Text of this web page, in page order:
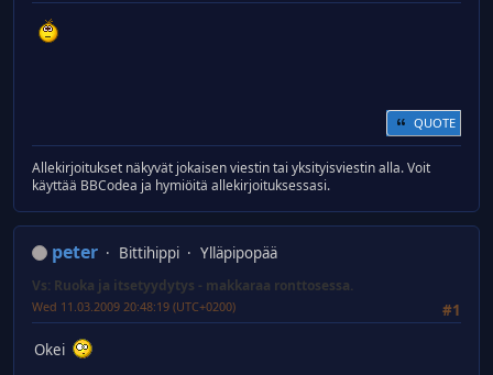
QUOTE
Allekirjoitukset näkyvät jokaisen viestin tai yksityisviestin alla. Voit
käyttää BBCodea ja hymiöitä allekirjoituksessasi.
peter Bittihippi Ylläpipopää
Vs: Ruoka ja itsetyydytys - makkaraa ronttosessa.
#1
Wed 11.03.2009 20:48:19 (UTC+0200)
Okei